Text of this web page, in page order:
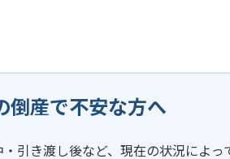
倒産で不安な方へ
引き渡し後など、現在の状況によ